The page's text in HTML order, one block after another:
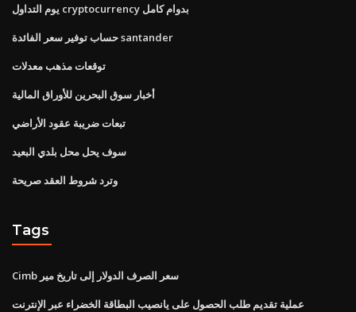
يوم التداول cryptocurrency بدوام كامل
حساب توفير سعر الفائدة santander
توقعات مذهب معدلات
أخبار سوق البحرين للأوراق المالية
تبعات ضريبة عقود الأراضي
سوف يحل محل بلدي البعيد
وترد شروط العقد صريحة
Tags
Cimb سعر الصرف الدولار إلى تاريخ مير
عملية تقديم طلب الحصول على يانصيب البطاقة الخضراء عبر الإنترنت